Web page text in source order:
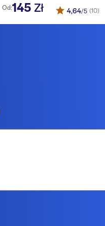
Od:145 Zł 4,64/5 (10)